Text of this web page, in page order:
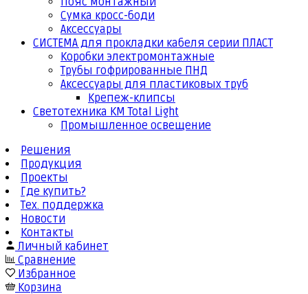
Сумка кросс-боди
Аксессуары
СИСТЕМА для прокладки кабеля серии ПЛАСТ
Коробки электромонтажные
Трубы гофрированные ПНД
Аксессуары для пластиковых труб
Крепеж-клипсы
Светотехника КМ Total Light
Промышленное освещение
Решения
Продукция
Проекты
Где купить?
Тех. поддержка
Новости
Контакты
Личный кабинет
Сравнение
Избранное
Корзина